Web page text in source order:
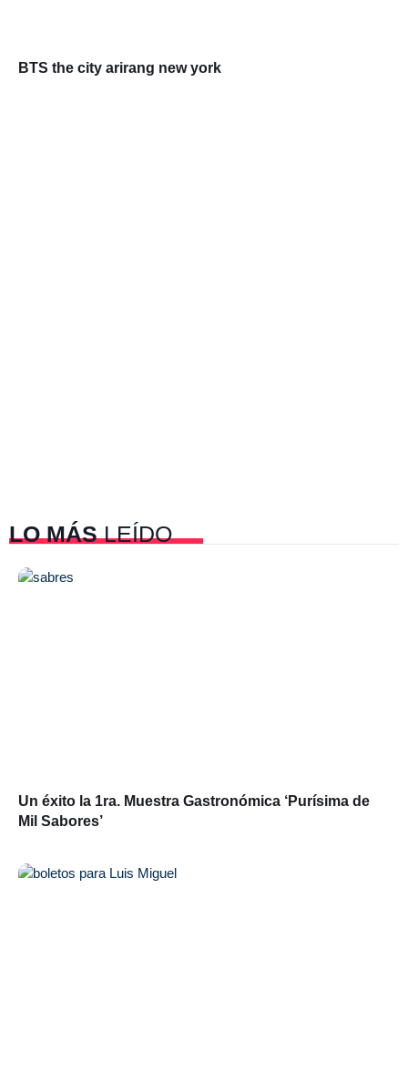
BTS the city arirang new york
LO MÁSLEÍDO
Un éxito la 1ra. Muestra Gastronómica ‘Purísima de
Mil Sabores’